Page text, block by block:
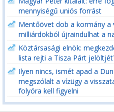
mennyiségű uniós forrást
Mentőövet dob a kormány a
milliárdokból újraindulhat a
Köztársasági elnök:
lista rejti a Tisza Párt
Ilyen nincs, ismét apad a
megszólalt a vízügy a
folyóra kell figyelni